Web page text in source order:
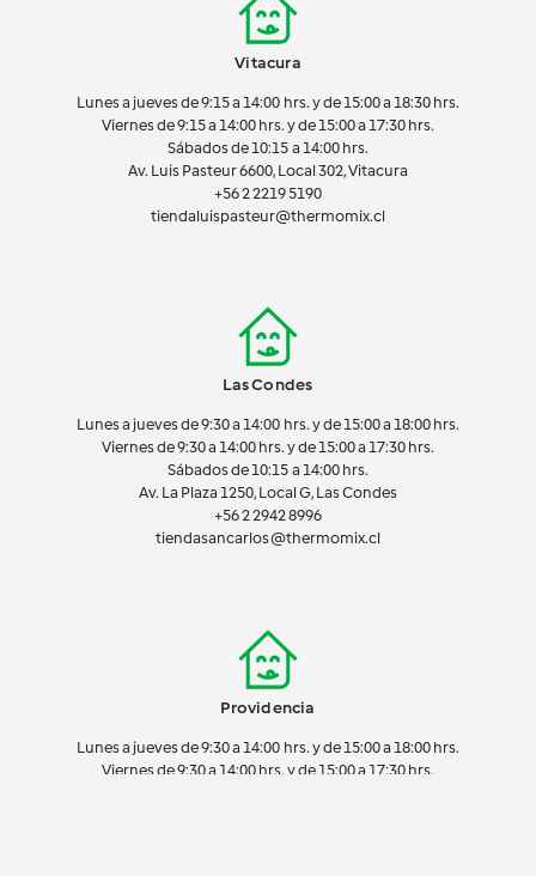
Vitacura
Lunes a jueves de 9:15 a 14:00 hrs. y de 15:00 a 18:30 hrs.
Viernes de 9:15 a 14:00 hrs. y de 15:00 a 17:30 hrs.
Sábados de 10:15 a 14:00 hrs.
Av. Luis Pasteur 6600, Local 302, Vitacura
+56 2 2219 5190
tiendaluispasteur@thermomix.cl
Las Condes
Lunes a jueves de 9:30 a 14:00 hrs. y de 15:00 a 18:00 hrs.
Viernes de 9:30 a 14:00 hrs. y de 15:00 a 17:30 hrs.
Sábados de 10:15 a 14:00 hrs.
Av. La Plaza 1250, Local G, Las Condes
+56 2 2942 8996
tiendasancarlos@thermomix.cl
Providencia
Lunes a jueves de 9:30 a 14:00 hrs. y de 15:00 a 18:00 hrs.
Viernes de 9:30 a 14:00 hrs. y de 15:00 a 17:30 hrs.